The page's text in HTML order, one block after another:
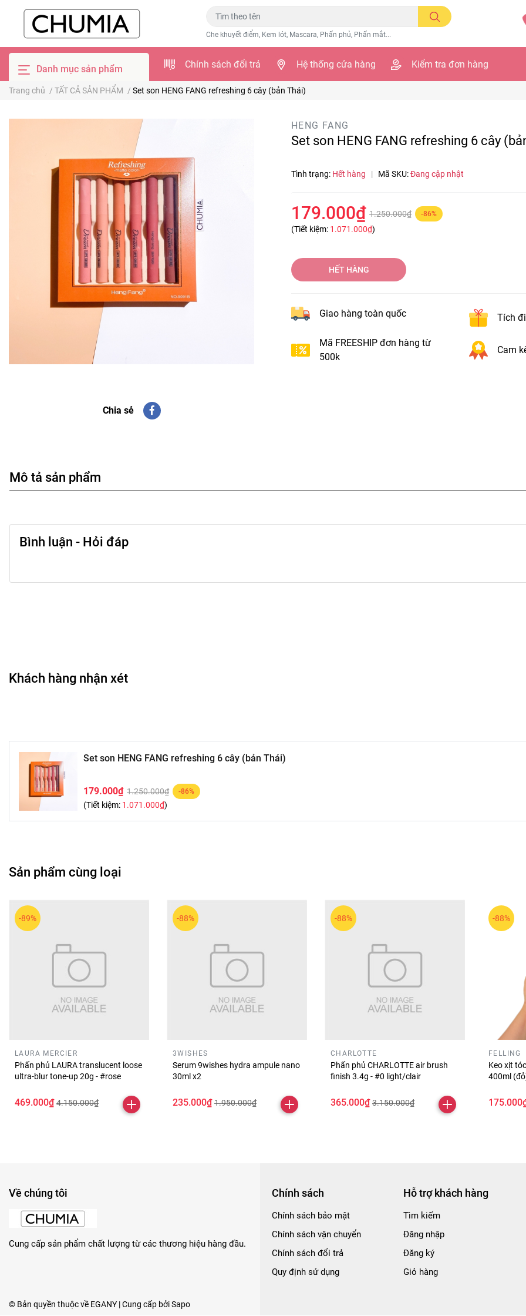
Che khuyết điểm, Kem lót, Mascara, Phấn phủ, Phấn mắt...
Danh mục sản phẩm Chính sách đổi trả Hệ thống cửa hàng Kiểm tra đơn hàng
Trang chủ / TẤT CẢ SẢN PHẨM / Set son HENG FANG refreshing 6 cây (bản Thái)
Chia sẻ
HENG FANG
Set son HENG FANG refreshing 6 cây
Tình trạng: Hết hàng | Mã SKU:Đang cập nhật
179.000₫ 1.250.000₫ -86%
(Tiết kiệm: 1.071.000₫)
HẾT HÀNG
Giao hàng toàn quốc Tích
Mã FREESHIP đơn hàng từ
500k
Cam
Mô tả sản phẩm
Bình luận - Hỏi đáp
Khách hàng nhận xét
Set son HENG FANG refreshing 6 cây (bản Thái)
179.000₫ 1.250.000₫ -86%
(Tiết kiệm: 1.071.000₫)
Sản phẩm cùng loại
-89%
LAURA MERCIER
Phấn phủ LAURA translucent loose
ultra-blur tone-up 20g - #rose
469.000₫ 4.150.000₫
-88%
3WISHES
Serum 9wishes hydra ampule nano
30ml x2
235.000₫ 1.950.000₫
-88%
CHARLOTTE
Phấn phủ CHARLOTTE air brush
finish 3.4g - #0 light/clair
365.000₫ 3.150.000₫
-88%
FELLING
Keo xịt
400ml
Về chúng tôi
Cung cấp sản phẩm chất lượng từ các thương hiệu hàng đầu.
Chính sách
Chính sách bảo mật
Chính sách vận chuyển
Chính sách đổi trả
Quy định sử dụng
Hỗ trợ khách hàng
Tìm kiếm
Đăng nhập
Đăng ký
Giỏ hàng
© Bản quyền thuộc về EGANY | Cung cấp bởiSapo